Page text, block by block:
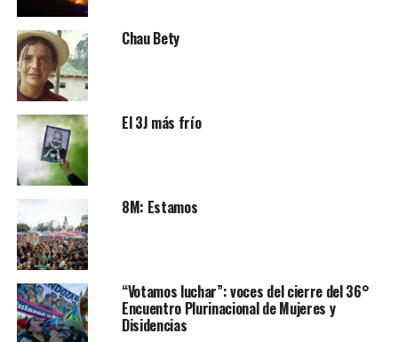
Chau Bety
El 3J más frío
8M: Estamos
“Votamos luchar”: voces del cierre del 36°
Encuentro Plurinacional de Mujeres y
Disidencias